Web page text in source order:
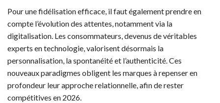
Pour une fidélisation efficace, il faut également prendre en
compte l’évolution des attentes, notamment via la
digitalisation. Les consommateurs, devenus de véritables
experts en technologie, valorisent désormais la
personnalisation, la spontanéité et l’authenticité. Ces
nouveaux paradigmes obligent les marques à repenser en
profondeur leur approche relationnelle, afin de rester
compétitives en 2026.